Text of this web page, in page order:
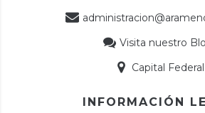
Visita nuestro
Capital Federal
INFORMACIÓN